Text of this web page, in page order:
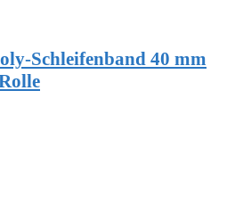
Schleifenband 40 mm